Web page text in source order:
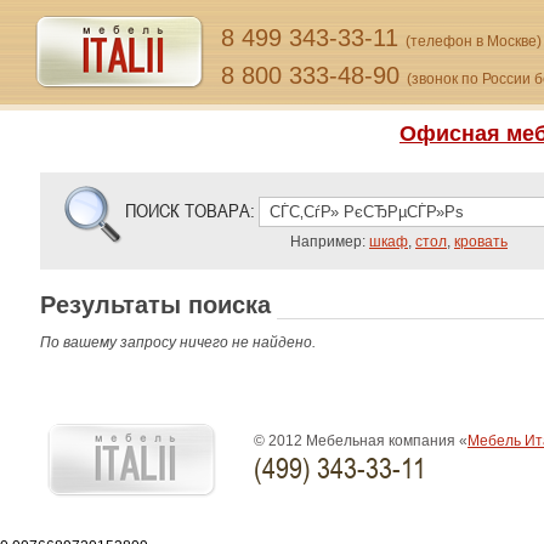
8 499 343-33-11 (телефон в Москве)
8 800 333-48-90 (звонок по России
Офисная
ПОИСК ТОВАРА:
Например: шкаф, стол, кровать
Результаты поиска
По вашему запросу ничего не найдено.
© 2012 Мебельная компания « Мебель
(499) 343-33-11